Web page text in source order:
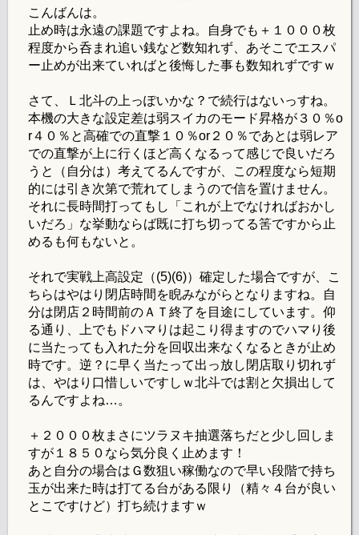
こんばんは。
止め時は永遠の課題ですよね。自身でも＋１０００枚
程度から呑まれ追い銭など数知れず、あそこでエスパ
ー止めが出来ていればと後悔した事も数知れずですｗ
さて、Ｌ北斗の上っぽいかな？で続行はないっすね。
本機の大きな設定差は弱スイカのモード昇格が３０％o
r４０％と高確での直撃１０％or２０％であとは弱レア
での直撃が上に行くほど高くなるって感じで良いだろ
うと（自分は）考えてるんですが、この程度なら短期
的には引き次第で荒れてしまうので信を置けません。
それに長時間打ってもし「これが上でなければおかし
いだろ」な挙動ならば既に打ち切ってる筈ですから止
めるも何もないと。
それで実戦上高設定（(5)(6)）確定した場合ですが、こ
ちらはやはり閉店時間を睨みながらとなりますね。自
分は閉店２時間前のＡＴ終了を目途にしています。仰
る通り、上でもドハマりは起こり得ますのでハマり後
に当たっても入れた分を回収出来なくなるときが止め
時です。逆？に早く当たって出っ放し閉店取り切れず
は、やはり口惜しいですしｗ北斗では割と欠損出して
るんですよね…。
＋２０００枚まさにツラヌキ抽選落ちだと少し回しま
すが１８５０なら気分良く止めます！
あと自分の場合はＧ数狙い稼働なので早い段階で持ち
玉が出来た時は打てる台がある限り（精々４台が良い
とこですけど）打ち続けますｗ